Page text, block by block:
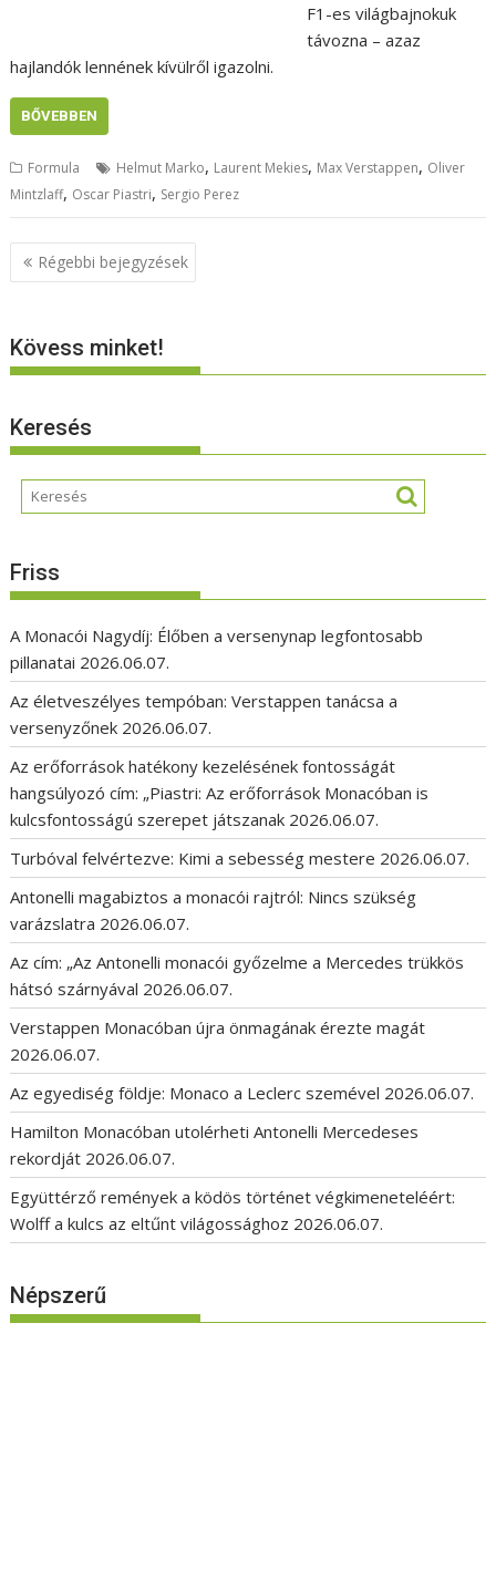
F1-es világbajnokuk
távozna – azaz
hajlandók lennének kívülről igazolni.
BŐVEBBEN
Formula Helmut Marko, Laurent Mekies, Max Verstappen, Oliver
Mintzlaff, Oscar Piastri, Sergio Perez
Bejegyzés
navigáció
Régebbi bejegyzések
Kövess minket!
Keresés
Friss
A Monacói Nagydíj: Élőben a versenynap legfontosabb
pillanatai 2026.06.07.
Az életveszélyes tempóban: Verstappen tanácsa a
versenyzőnek 2026.06.07.
Az erőforrások hatékony kezelésének fontosságát
hangsúlyozó cím: „Piastri: Az erőforrások Monacóban is
kulcsfontosságú szerepet játszanak 2026.06.07.
Turbóval felvértezve: Kimi a sebesség mestere 2026.06.07.
Antonelli magabiztos a monacói rajtról: Nincs szükség
varázslatra 2026.06.07.
Az cím: „Az Antonelli monacói győzelme a Mercedes trükkös
hátsó szárnyával 2026.06.07.
Verstappen Monacóban újra önmagának érezte magát
2026.06.07.
Az egyediség földje: Monaco a Leclerc szemével 2026.06.07.
Hamilton Monacóban utolérheti Antonelli Mercedeses
rekordját 2026.06.07.
Együttérző remények a ködös történet végkimeneteléért:
Wolff a kulcs az eltűnt világossághoz 2026.06.07.
Népszerű